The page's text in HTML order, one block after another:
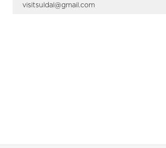
visitsuldal@gmail.com